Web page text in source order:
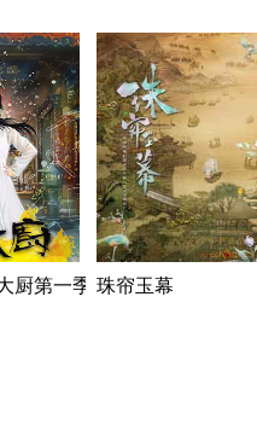
厨第一季 珠帘玉幕